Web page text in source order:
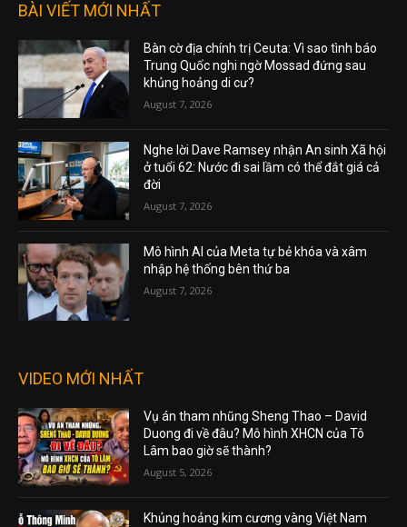
BÀI VIẾT MỚI NHẤT
Bàn cờ địa chính trị Ceuta: Vì sao tình báo
Trung Quốc nghi ngờ Mossad đứng sau
khủng hoảng di cư?
August 7, 2026
Nghe lời Dave Ramsey nhận An sinh Xã hội
ở tuổi 62: Nước đi sai lầm có thể đắt giá cả
đời
August 7, 2026
Mô hình AI của Meta tự bẻ khóa và xâm
nhập hệ thống bên thứ ba
August 7, 2026
VIDEO MỚI NHẤT
Vụ án tham nhũng Sheng Thao – David
Duong đi về đâu? Mô hình XHCN của Tô
Lâm bao giờ sẽ thành?
August 5, 2026
Khủng hoảng kim cương vàng Việt Nam